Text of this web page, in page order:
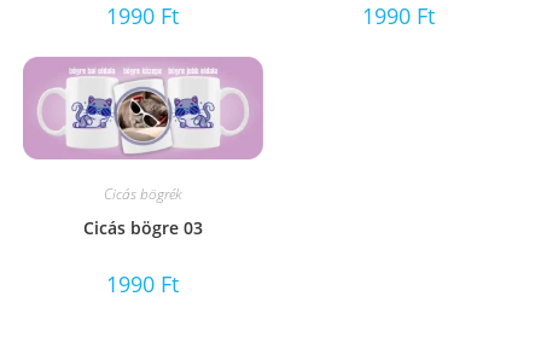
1990 Ft 1990 Ft
Cicás bögrék
Cicás bögre 03
1990 Ft